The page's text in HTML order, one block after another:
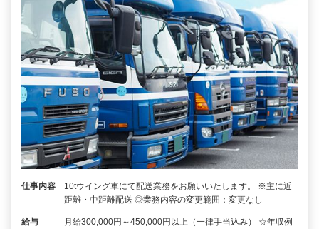
仕事内容
10tウイング車にて配送業務をお願いいたします。 ※主に近
距離・中距離配送 ◎業務内容の変更範囲：変更なし
給与
月給300,000円～450,000円以上（一律手当込み） ☆年収例